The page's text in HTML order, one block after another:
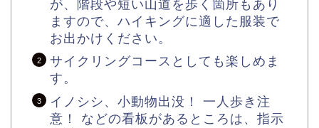
が、階段や短い山道を歩く箇所もあり
ますので、ハイキングに適した服装で
お出かけください。
サイクリングコースとしても楽しめま
す。
イノシシ、小動物出没！ 一人歩き注
意！ などの看板があるところは、指示